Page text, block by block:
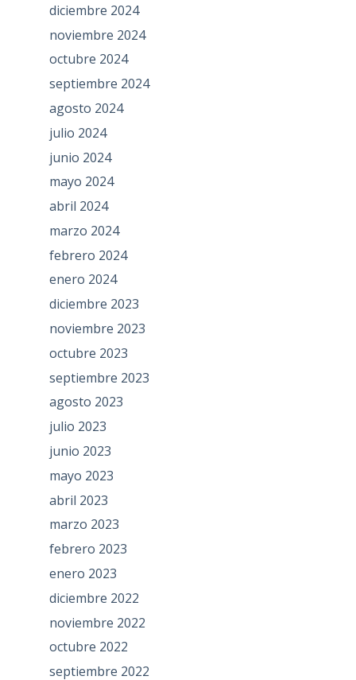
diciembre 2024
noviembre 2024
octubre 2024
septiembre 2024
agosto 2024
julio 2024
junio 2024
mayo 2024
abril 2024
marzo 2024
febrero 2024
enero 2024
diciembre 2023
noviembre 2023
octubre 2023
septiembre 2023
agosto 2023
julio 2023
junio 2023
mayo 2023
abril 2023
marzo 2023
febrero 2023
enero 2023
diciembre 2022
noviembre 2022
octubre 2022
septiembre 2022